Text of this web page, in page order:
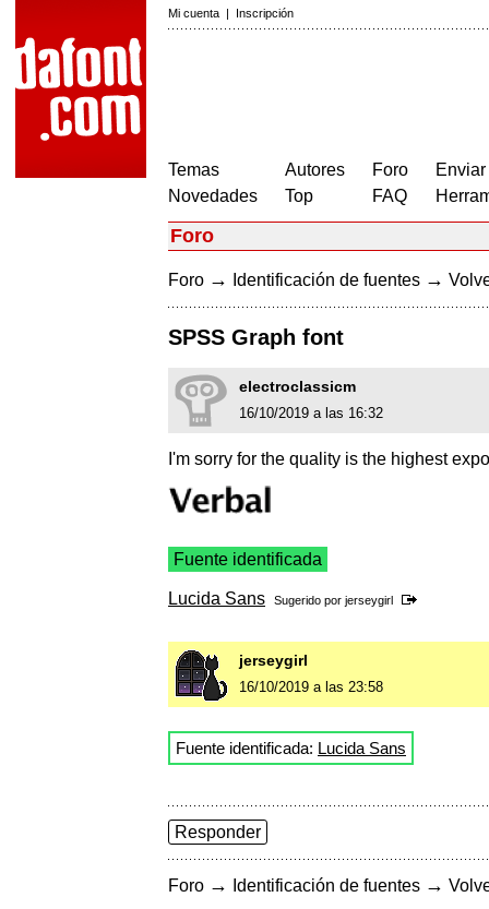
Mi cuenta | Inscripción
Temas
Novedades
Autores
Top
Foro
FAQ
Foro
Foro → Identificación de fuentes →
SPSS Graph font
electroclassicm
16/10/2019 a las 16:32
I'm sorry for the quality is the highest
Fuente identificada
Lucida Sans Sugerido por jerseygirl
jerseygirl
16/10/2019 a las 23:58
Fuente identificada: Lucida Sans
Responder
Foro → Identificación de fuentes →